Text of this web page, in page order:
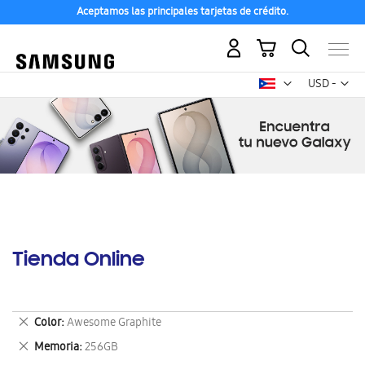
Aceptamos las principales tarjetas de crédito.
USD -
dólar
Mi carrito
Tienda Online
Color Awesome Graphite
Eliminar
este
artículo
Memoria 256GB
Eliminar